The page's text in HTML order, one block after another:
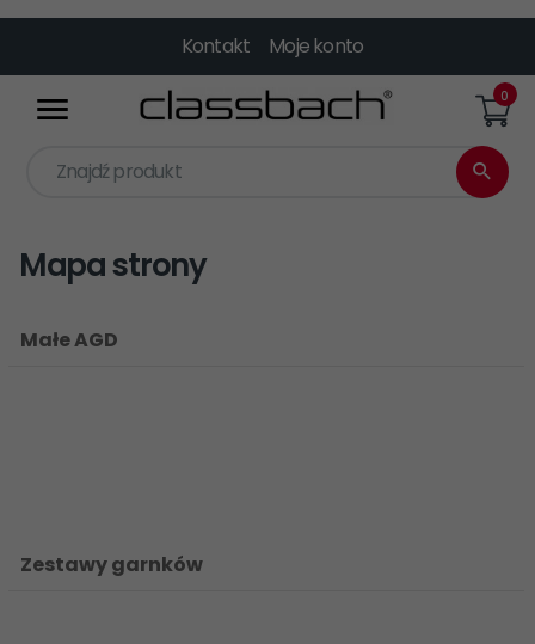
Kontakt Moje konto
Znajdź produkt
0
Mapa strony
Małe AGD
Zestawy garnków